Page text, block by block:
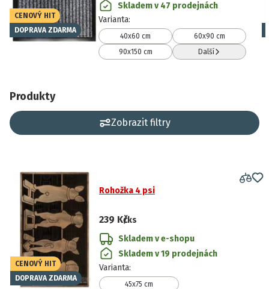
CENOVÝ HIT
DOPRAVA ZDARMA
Skladem v 47 prodejnách
Varianta:
40x60 cm
60x90 cm
90x150 cm
Další
Produkty
Zobrazit filtry
CENOVÝ HIT
DOPRAVA ZDARMA
Rohožka 4 psi
239 Kč/ks
Skladem v e-shopu
Skladem v 19 prodejnách
Varianta:
45x75 cm